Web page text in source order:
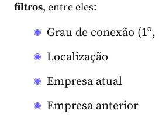
filtros, entre eles:
Grau de conexão (1º,
Localização
Empresa atual
Empresa anterior